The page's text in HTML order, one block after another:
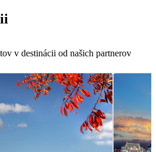
v destinácii od našich partnerov